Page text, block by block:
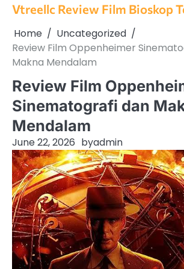
Skip
content
Vtreellc Review Film Bioskop
Home
Uncategorized
Review Film Oppenheimer
Makna Mendalam
Review Film
Sinematografi dan
Mendalam
June 22, 2026 byadmin